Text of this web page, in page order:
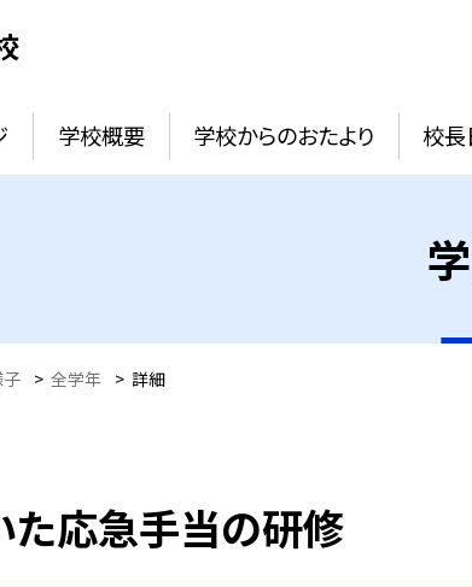
学校概要 学校からのおたより 校
> 全学年 > 詳細
た応急手当の研修